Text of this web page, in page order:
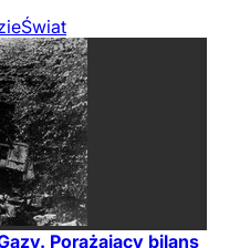
Świat
Porażający bilans